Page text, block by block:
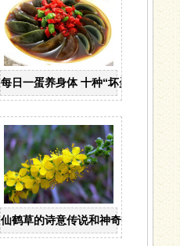
每日一蛋养身体 十种“坏蛋”需警惕
仙鹤草的诗意传说和神奇药效